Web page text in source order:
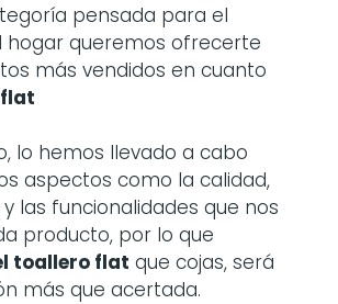
pensada para el
hogar queremos ofrecerte
más vendidos en cuanto
lo hemos llevado a cabo
aspectos como la calidad,
las funcionalidades que nos
producto, por lo que
toallero flat que cojas, será
más que acertada.